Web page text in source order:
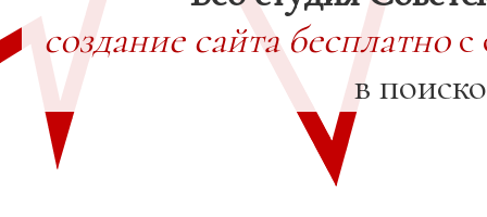
создание сайта бесплатнос
в